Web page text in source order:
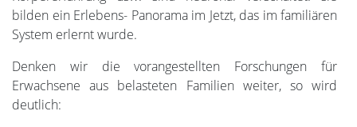
bilden ein Erlebens- Panorama im Jetzt, das im familiären
System erlernt wurde.
Denken wir die vorangestellten Forschungen für
Erwachsene aus belasteten Familien weiter, so wird
deutlich: